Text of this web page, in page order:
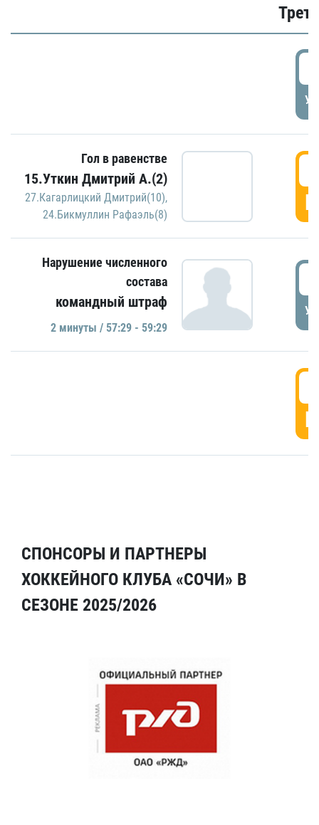
Гол в равенстве
15.Уткин Дмитрий А.(2)
27.Кагарлицкий Дмитрий(10),
24.Бикмуллин Рафаэль(8)
Нарушение численного
состава
командный штраф
2 минуты / 57:29 - 59:29
СПОНСОРЫ И ПАРТНЕРЫ
ХОККЕЙНОГО КЛУБА «СОЧИ» В
СЕЗОНЕ 2025/2026